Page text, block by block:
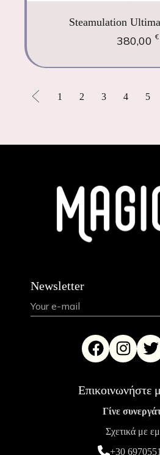
Steamulation
380,00€
1 2 3 4 5
Newsletter
Επικοινωνήστε
Γίνε
Σχετικά με
+30